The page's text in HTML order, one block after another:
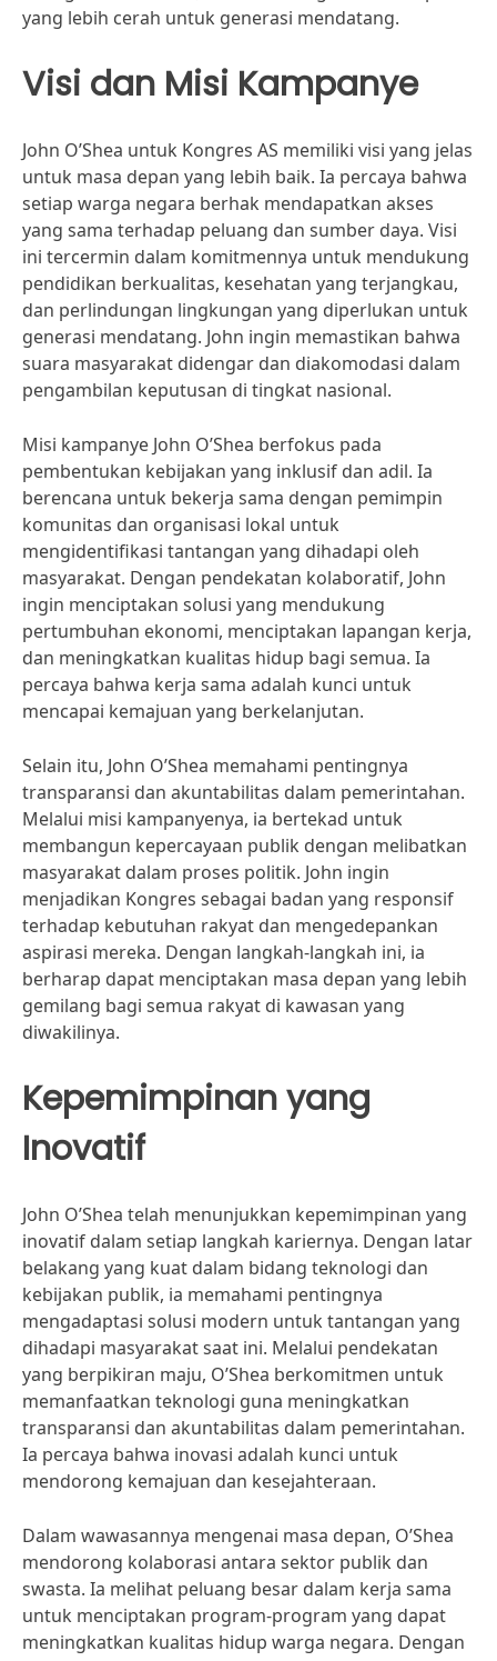
yang lebih cerah untuk generasi mendatang.
Visi dan Misi Kampanye
John O’Shea untuk Kongres AS memiliki visi yang jelas
untuk masa depan yang lebih baik. Ia percaya bahwa
setiap warga negara berhak mendapatkan akses
yang sama terhadap peluang dan sumber daya. Visi
ini tercermin dalam komitmennya untuk mendukung
pendidikan berkualitas, kesehatan yang terjangkau,
dan perlindungan lingkungan yang diperlukan untuk
generasi mendatang. John ingin memastikan bahwa
suara masyarakat didengar dan diakomodasi dalam
pengambilan keputusan di tingkat nasional.
Misi kampanye John O’Shea berfokus pada
pembentukan kebijakan yang inklusif dan adil. Ia
berencana untuk bekerja sama dengan pemimpin
komunitas dan organisasi lokal untuk
mengidentifikasi tantangan yang dihadapi oleh
masyarakat. Dengan pendekatan kolaboratif, John
ingin menciptakan solusi yang mendukung
pertumbuhan ekonomi, menciptakan lapangan kerja,
dan meningkatkan kualitas hidup bagi semua. Ia
percaya bahwa kerja sama adalah kunci untuk
mencapai kemajuan yang berkelanjutan.
Selain itu, John O’Shea memahami pentingnya
transparansi dan akuntabilitas dalam pemerintahan.
Melalui misi kampanyenya, ia bertekad untuk
membangun kepercayaan publik dengan melibatkan
masyarakat dalam proses politik. John ingin
menjadikan Kongres sebagai badan yang responsif
terhadap kebutuhan rakyat dan mengedepankan
aspirasi mereka. Dengan langkah-langkah ini, ia
berharap dapat menciptakan masa depan yang lebih
gemilang bagi semua rakyat di kawasan yang
diwakilinya.
Kepemimpinan yang
Inovatif
John O’Shea telah menunjukkan kepemimpinan yang
inovatif dalam setiap langkah kariernya. Dengan latar
belakang yang kuat dalam bidang teknologi dan
kebijakan publik, ia memahami pentingnya
mengadaptasi solusi modern untuk tantangan yang
dihadapi masyarakat saat ini. Melalui pendekatan
yang berpikiran maju, O’Shea berkomitmen untuk
memanfaatkan teknologi guna meningkatkan
transparansi dan akuntabilitas dalam pemerintahan.
Ia percaya bahwa inovasi adalah kunci untuk
mendorong kemajuan dan kesejahteraan.
Dalam wawasannya mengenai masa depan, O’Shea
mendorong kolaborasi antara sektor publik dan
swasta. Ia melihat peluang besar dalam kerja sama
untuk menciptakan program-program yang dapat
meningkatkan kualitas hidup warga negara. Dengan